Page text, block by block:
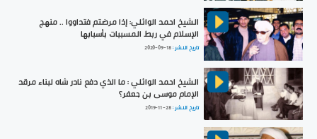
الشيخ احمد الوائلي: إذا مرضتم فتداووا .. منهج
الإسلام في ربط المسببات بأسبابها
تاريخ النشر :2020-09-18
الشيخ احمد الوائلي : ما الذي دفع نادر شاه لبناء مرقد
الإمام موسى بن جعفر؟
تاريخ النشر :2019-11-28